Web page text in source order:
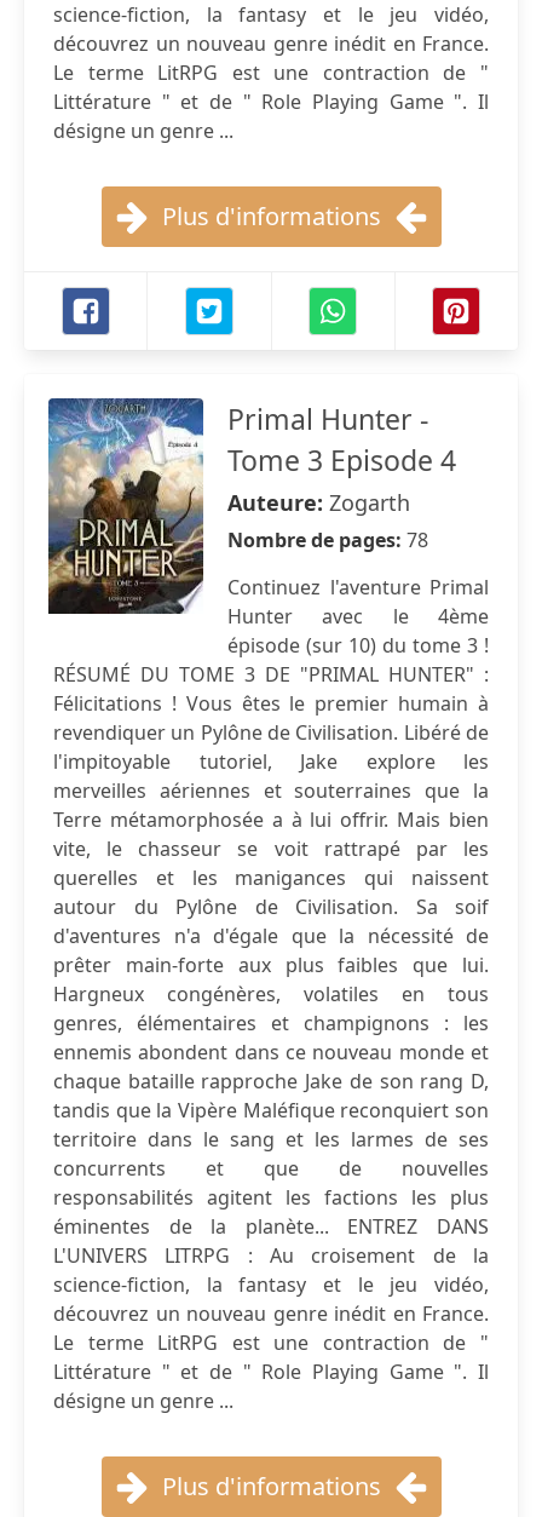
science-fiction, la fantasy et le jeu vidéo,
découvrez un nouveau genre inédit en France.
Le terme LitRPG est une contraction de "
Littérature " et de " Role Playing Game ". Il
désigne un genre ...
Plus d'informations
Primal Hunter -
Tome 3 Episode 4
Auteure: Zogarth
Nombre de pages: 78
Continuez l'aventure Primal
Hunter avec le 4ème
épisode (sur 10) du tome 3 !
RÉSUMÉ DU TOME 3 DE "PRIMAL HUNTER" :
Félicitations ! Vous êtes le premier humain à
revendiquer un Pylône de Civilisation. Libéré de
l'impitoyable tutoriel, Jake explore les
merveilles aériennes et souterraines que la
Terre métamorphosée a à lui offrir. Mais bien
vite, le chasseur se voit rattrapé par les
querelles et les manigances qui naissent
autour du Pylône de Civilisation. Sa soif
d'aventures n'a d'égale que la nécessité de
prêter main-forte aux plus faibles que lui.
Hargneux congénères, volatiles en tous
genres, élémentaires et champignons : les
ennemis abondent dans ce nouveau monde et
chaque bataille rapproche Jake de son rang D,
tandis que la Vipère Maléfique reconquiert son
territoire dans le sang et les larmes de ses
concurrents et que de nouvelles
responsabilités agitent les factions les plus
éminentes de la planète... ENTREZ DANS
L'UNIVERS LITRPG : Au croisement de la
science-fiction, la fantasy et le jeu vidéo,
découvrez un nouveau genre inédit en France.
Le terme LitRPG est une contraction de "
Littérature " et de " Role Playing Game ". Il
désigne un genre ...
Plus d'informations